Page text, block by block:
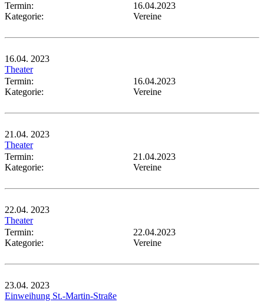
Termin:
16.04.2023
Kategorie:
Vereine
16.04. 2023
Theater
Termin:
16.04.2023
Kategorie:
Vereine
21.04. 2023
Theater
Termin:
21.04.2023
Kategorie:
Vereine
22.04. 2023
Theater
Termin:
22.04.2023
Kategorie:
Vereine
23.04. 2023
Einweihung St.-Martin-Straße